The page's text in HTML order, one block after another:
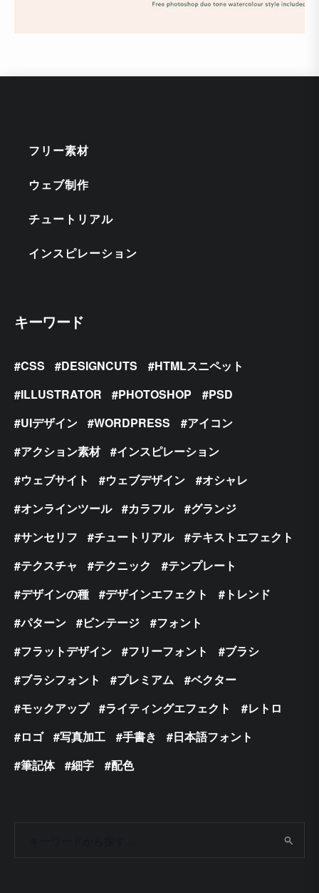
フリー素材
ウェブ制作
チュートリアル
インスピレーション
キーワード
CSS DESIGNCUTS
HTMLスニペット
ILLUSTRATOR
PHOTOSHOP
PSD
UIデザイン
WORDPRESS
アイコン
アクション素材
インスピレーション
ウェブサイト
ウェブデザイン
オシャレ
オンラインツール
カラフル
グランジ
サンセリフ
チュートリアル
テキストエフェクト
テクスチャ
テクニック
テンプレート
デザインの種
デザインエフェクト
トレンド
パターン
ビンテージ
フォント
フラットデザイン
フリーフォント
ブラシ
ブラシフォント
プレミアム
ベクター
モックアップ
ライティングエフェクト
レトロ
ロゴ
写真加工 手書き
日本語フォント
筆記体
細字 配色